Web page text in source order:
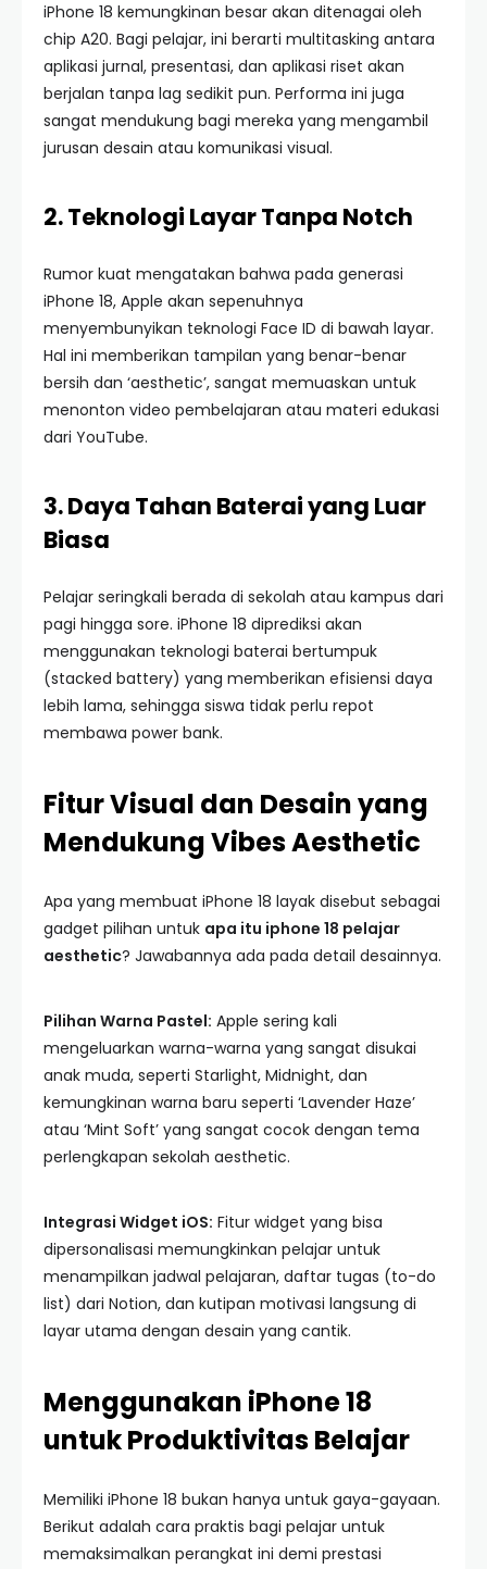
iPhone 18 kemungkinan besar akan ditenagai oleh
chip A20. Bagi pelajar, ini berarti multitasking antara
aplikasi jurnal, presentasi, dan aplikasi riset akan
berjalan tanpa lag sedikit pun. Performa ini juga
sangat mendukung bagi mereka yang mengambil
jurusan desain atau komunikasi visual.
2. Teknologi Layar Tanpa Notch
Rumor kuat mengatakan bahwa pada generasi
iPhone 18, Apple akan sepenuhnya
menyembunyikan teknologi Face ID di bawah layar.
Hal ini memberikan tampilan yang benar-benar
bersih dan ‘aesthetic’, sangat memuaskan untuk
menonton video pembelajaran atau materi edukasi
dari YouTube.
3. Daya Tahan Baterai yang Luar
Biasa
Pelajar seringkali berada di sekolah atau kampus dari
pagi hingga sore. iPhone 18 diprediksi akan
menggunakan teknologi baterai bertumpuk
(stacked battery) yang memberikan efisiensi daya
lebih lama, sehingga siswa tidak perlu repot
membawa power bank.
Fitur Visual dan Desain yang
Mendukung Vibes Aesthetic
Apa yang membuat iPhone 18 layak disebut sebagai
gadget pilihan untuk apa itu iphone 18 pelajar
aesthetic? Jawabannya ada pada detail desainnya.
Pilihan Warna Pastel: Apple sering kali
mengeluarkan warna-warna yang sangat disukai
anak muda, seperti Starlight, Midnight, dan
kemungkinan warna baru seperti ‘Lavender Haze’
atau ‘Mint Soft’ yang sangat cocok dengan tema
perlengkapan sekolah aesthetic.
Integrasi Widget iOS: Fitur widget yang bisa
dipersonalisasi memungkinkan pelajar untuk
menampilkan jadwal pelajaran, daftar tugas (to-do
list) dari Notion, dan kutipan motivasi langsung di
layar utama dengan desain yang cantik.
Menggunakan iPhone 18
untuk Produktivitas Belajar
Memiliki iPhone 18 bukan hanya untuk gaya-gayaan.
Berikut adalah cara praktis bagi pelajar untuk
memaksimalkan perangkat ini demi prestasi